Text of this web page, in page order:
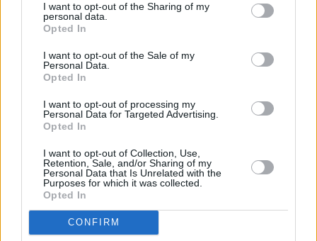
I want to opt-out of the Sharing of my
personal data.
Opted In
I want to opt-out of the Sale of my
Personal Data.
Opted In
I want to opt-out of processing my
Personal Data for Targeted Advertising.
Opted In
I want to opt-out of Collection, Use,
Retention, Sale, and/or Sharing of my
Personal Data that Is Unrelated with the
Purposes for which it was collected.
Opted In
CONFIRM